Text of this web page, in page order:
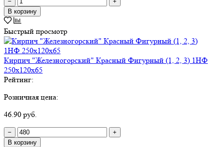
В корзину
Быстрый просмотр
Кирпич "Железногорский" Красный Фигурный (1, 2, 3) 1НФ
250х120х65
Рейтинг:
Розничная цена:
46.90 руб.
−
+
В корзину